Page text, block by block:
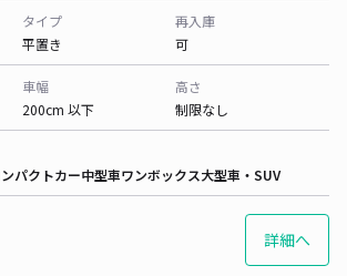
タイプ
平置き
再入庫
可
車幅
200cm 以下
高さ
制限なし
パクトカー中型車ワンボックス大型車・SUV
詳細へ